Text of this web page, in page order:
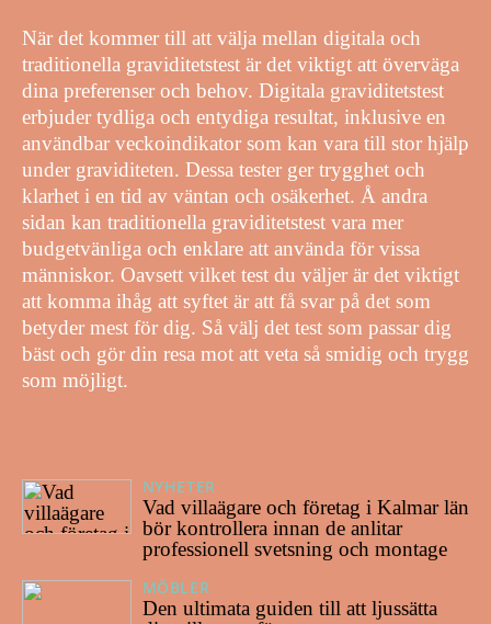
När det kommer till att välja mellan digitala och
traditionella graviditetstest är det viktigt att överväga
dina preferenser och behov. Digitala graviditetstest
erbjuder tydliga och entydiga resultat, inklusive en
användbar veckoindikator som kan vara till stor hjälp
under graviditeten. Dessa tester ger trygghet och
klarhet i en tid av väntan och osäkerhet. Å andra
sidan kan traditionella graviditetstest vara mer
budgetvänliga och enklare att använda för vissa
människor. Oavsett vilket test du väljer är det viktigt
att komma ihåg att syftet är att få svar på det som
betyder mest för dig. Så välj det test som passar dig
bäst och gör din resa mot att veta så smidig och trygg
som möjligt.
NYHETER
Vad villaägare och företag i Kalmar län
bör kontrollera innan de anlitar
professionell svetsning och montage
MÖBLER
Den ultimata guiden till att ljussätta